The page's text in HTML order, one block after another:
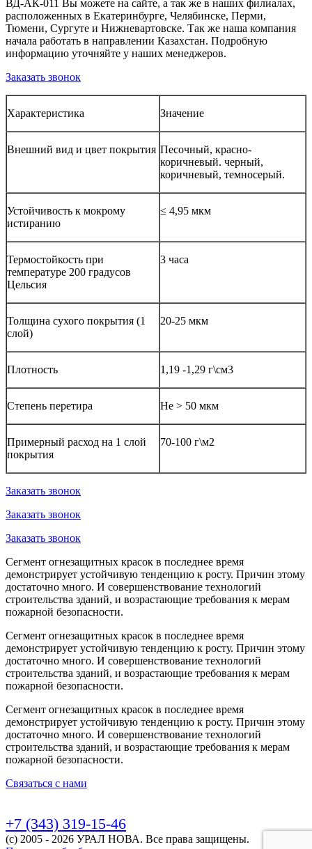
ВД-АК-011 Вы можете на сайте, а так же в наших филиалах,
расположенных в Екатеринбурге, Челябинске, Перми,
Тюмени, Сургуте и Нижневартовске. Так же наша компания
начала работать в направлении Казахстан. Подробную
информацию уточняйте у наших менеджеров.
Заказать звонок
Характеристика Значение
Внешний вид и цвет покрытия Песочный, красно-
коричневый. черный,
коричневый, темносерый.
Устойчивость к мокрому
истиранию
≤ 4,95 мкм
Термостойкость при
температуре 200 градусов
Цельсия
3 часа
Толщина сухого покрытия (1
слой)
20-25 мкм
Плотность 1,19 -1,29 г\см3
Степень перетира Не > 50 мкм
Примерный расход на 1 слой
покрытия
70-100 г\м2
Заказать звонок
Заказать звонок
Заказать звонок
Сегмент огнезащитных красок в последнее время
демонстрирует устойчивую тенденцию к росту. Причин этому
достаточно много. И совершенствование технологий
строительства зданий, и возрастающие требования к мерам
пожарной безопасности.
Сегмент огнезащитных красок в последнее время
демонстрирует устойчивую тенденцию к росту. Причин этому
достаточно много. И совершенствование технологий
строительства зданий, и возрастающие требования к мерам
пожарной безопасности.
Сегмент огнезащитных красок в последнее время
демонстрирует устойчивую тенденцию к росту. Причин этому
достаточно много. И совершенствование технологий
строительства зданий, и возрастающие требования к мерам
пожарной безопасности.
Связаться с нами
+7 (343) 319-15-46
(с) 2005 - 2026 УРАЛ НОВА. Все права защищены.